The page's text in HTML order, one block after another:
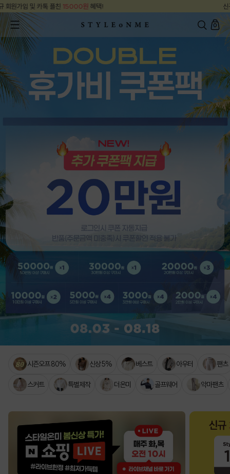
신규 회원가입 및 카톡 플친
0
시즌오프 80% 신상 5% 베스트 아우터 팬츠
스커트 특별제작 더온미 골프웨어 악마팬츠